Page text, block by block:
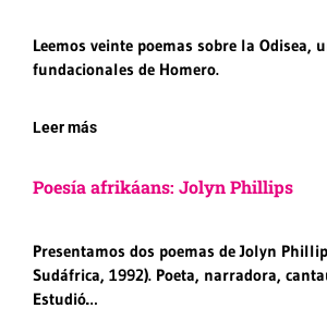
Leemos veinte poemas sobre la Odisea,
fundacionales de Homero.
Leer más
Poesía afrikáans: Jolyn Phillips
Presentamos dos poemas de Jolyn
Sudáfrica, 1992). Poeta, narradora,
Estudió…